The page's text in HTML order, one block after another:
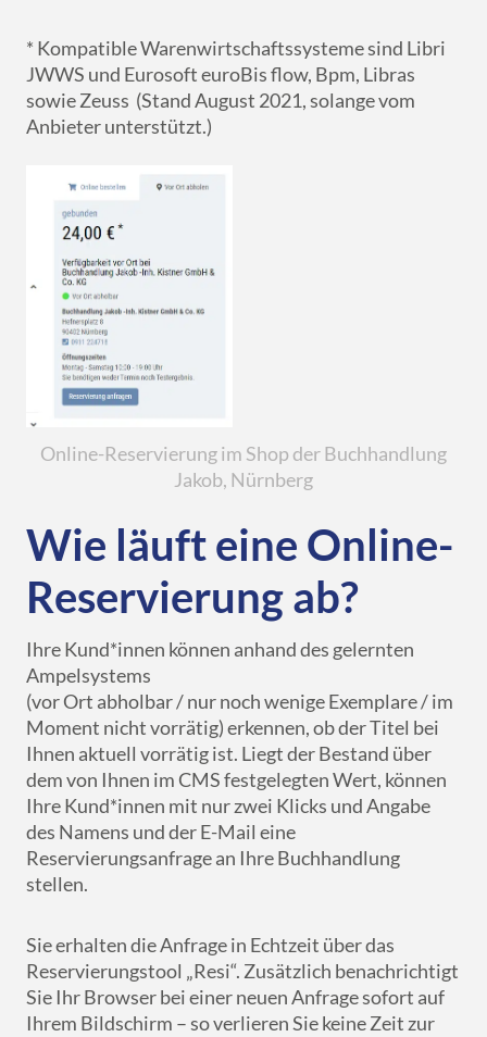
* Kompatible Warenwirtschaftssysteme sind Libri
JWWS und Eurosoft euroBis flow, Bpm, Libras
sowie Zeuss (Stand August 2021, solange vom
Anbieter unterstützt.)
Online-Reservierung im Shop der Buchhandlung
Jakob, Nürnberg
Wie läuft eine Online-
Reservierung ab?
Ihre Kund*innen können anhand des gelernten
Ampelsystems
(vor Ort abholbar / nur noch wenige Exemplare / im
Moment nicht vorrätig) erkennen, ob der Titel bei
Ihnen aktuell vorrätig ist. Liegt der Bestand über
dem von Ihnen im CMS festgelegten Wert, können
Ihre Kund*innen mit nur zwei Klicks und Angabe
des Namens und der E-Mail eine
Reservierungsanfrage an Ihre Buchhandlung
stellen.
Sie erhalten die Anfrage in Echtzeit über das
Reservierungstool „Resi“. Zusätzlich benachrichtigt
Sie Ihr Browser bei einer neuen Anfrage sofort auf
Ihrem Bildschirm – so verlieren Sie keine Zeit zur